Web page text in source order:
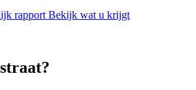
rapport Bekijk wat u krijgt